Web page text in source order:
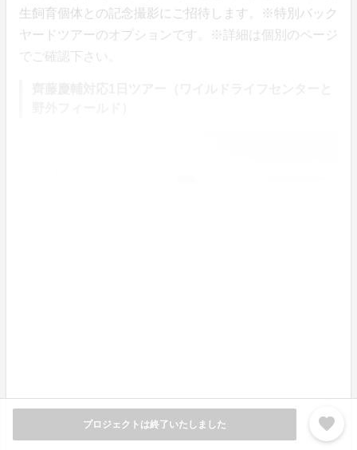
プロジェクトは終了いたしました favorite
生飼育個体との記念撮影にご招待します。※特別バック
ヤードツアーのオプションです。※詳細は個別のページ
でご確認下さい。